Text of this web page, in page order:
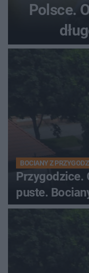
Polsce.
BOCIANY Z
Przygodzice.
puste.